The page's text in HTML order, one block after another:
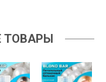
ТОВАРЫ